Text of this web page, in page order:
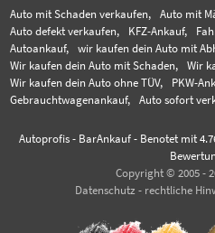
Auto mit Schaden verkaufen,
Auto mit
Auto defekt verkaufen,
KFZ-Ankauf,
Autoankauf,
wir kaufen dein Auto mit
Wir kaufen dein Auto mit Schaden,
Wir
Wir kaufen dein Auto ohne TÜV,
PKW-
Gebrauchtwagenankauf,
Auto sofort
Autoprofis - BarAnkauf- Benotet mit
Copyright © 2005 -
Datenschutz - rechtliche